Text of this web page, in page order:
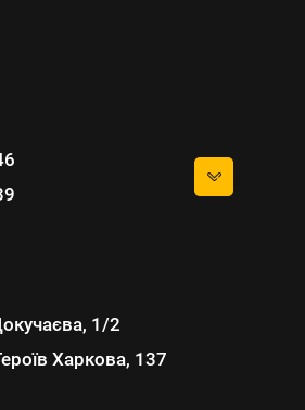
1/2
Харкова, 137